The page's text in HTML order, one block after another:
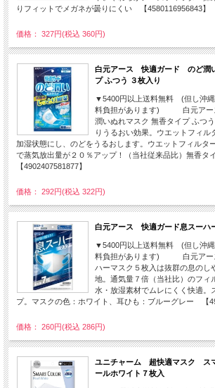
りフィットでメガネが曇りにくい 【4580116956843】
価格： 327円(税込 360円)
白元アース 快適ガード のど潤
プ ふつう ３枚入り
▼5400円以上送料無料 (但し沖縄
料負担があります) 白元アー
潤いぬれマスク 無香タイプ ふつ
りうるおい効果。ウエットフィル
加湿状態にし、のどをうるおします。ウエットフィルタ
で蒸気放出量が２０％アップ！（当社従来品比）無香タ
【4902407581877】
価格： 292円(税込 322円)
白元アース 快適ガード息スーハ
▼5400円以上送料無料 (但し沖縄
料負担があります) 白元アー
ハーマスク５枚入は抜群の息のし
地。通気量７倍（当社比）のフィ
水・放湿素材でムレにくく快適。
プ。マスクの色：ホワイト、耳ひも：ブルーグレー 【
価格： 260円(税込 286円)
ユニチャーム 超快適マスク ス
ールホワイト７枚入